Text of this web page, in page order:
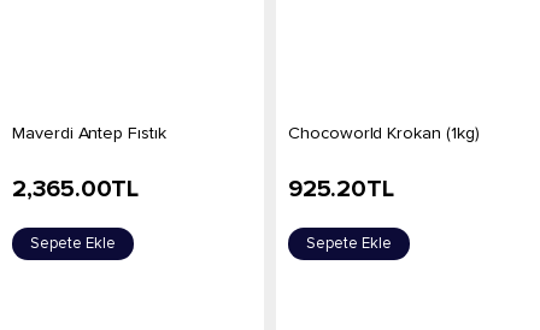
Maverdi Antep Fıstık
2,365.00TL
Sepete Ekle
Chocoworld Krokan (1kg)
925.20TL
Sepete Ekle